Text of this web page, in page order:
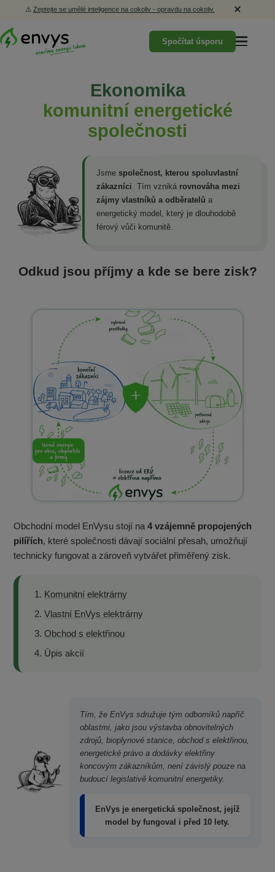
⚠️ Zeptejte se umělé inteligence na cokoliv - opravdu na cokoliv.
Spočítat úsporu
Ekonomika
komunitní energetické
společnosti
Jsme společnost, kterou spoluvlastní
zákazníci. Tím vzniká rovnováha mezi
zájmy vlastníků a odběratelů a
energetický model, který je dlouhodobě
férový vůči komunitě.
Odkud jsou příjmy a kde se bere zisk?
Obchodní model EnVysu stojí na4 vzájemně propojených
pilířích, které společnosti dávají sociální přesah, umožňují
technicky fungovat a zároveň vytvářet přiměřený zisk.
Komunitní elektrárny
Vlastní EnVys elektrárny
Obchod s elektřinou
Úpis akcií
Tím, že EnVys sdružuje tým odborníků napříč
oblastmi, jako jsou výstavba obnovitelných
zdrojů, bioplynové stanice, obchod s elektřinou,
energetické právo a dodávky elektřiny
koncovým zákazníkům, není závislý pouze na
budoucí legislativě komunitní energetiky.
EnVys je energetická společnost, jejíž
model by fungoval i před 10 lety.